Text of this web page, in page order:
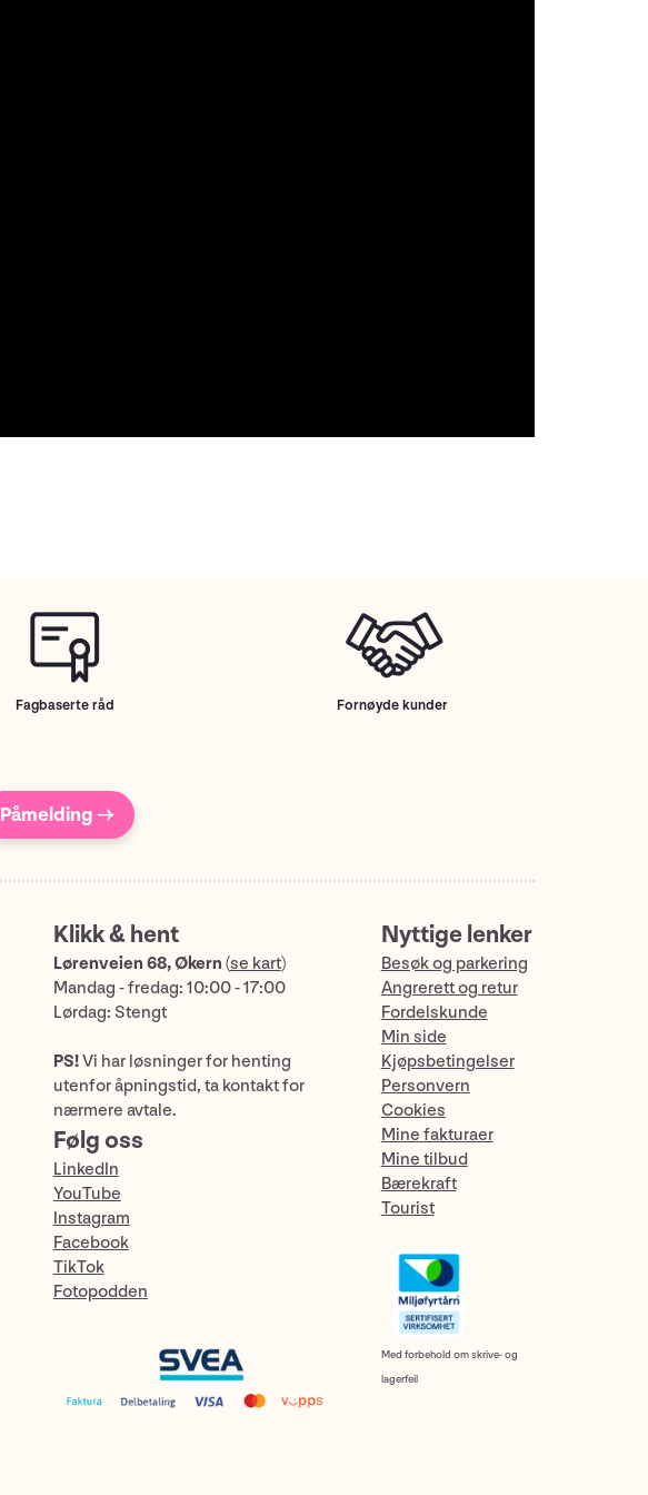
Fagbaserte råd Fornøyde kunder
Påmelding →
Klikk & hent
Lørenveien 68, Økern (se kart)
Mandag - fredag: 10:00 - 17:00
Lørdag: Stengt
PS!Vi har løsninger for henting
utenfor åpningstid, ta kontakt for
nærmere avtale.
Følg oss
LinkedIn
YouTube
Instagram
Facebook
TikTok
Fotopodden
Nyttige lenker
Besøk og parkering
Angrerett og retur
Fordelskunde
Min side
Kjøpsbetingelser
Personvern
Cookies
Mine fakturaer
Mine tilbud
Bærekraft
Tourist
Med forbehold om skrive- og
lagerfeil